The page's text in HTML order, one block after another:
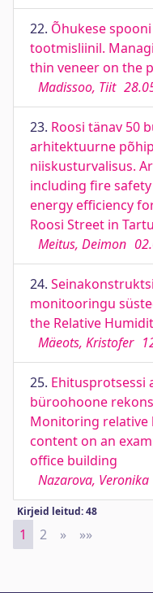
22. Õhukese
tootmisliinil.
thin veneer on the
Madissoo, Tiit
23. Roosi tänav 50
arhitektuurne
niiskusturvalisus.
including fire
energy efficiency
Roosi Street in Tartu
Meitus, Deimon
24.
monitooringu
the Relative
Mäeots, Kristofer
25. Ehitusprotsessi
büroohoone
Monitoring
content on an
office building
Nazarova, Veronika
Kirjeid leitud: 48
1 2 » Next
»»